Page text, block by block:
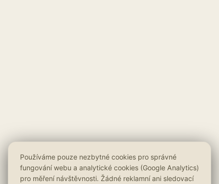
Používáme pouze nezbytné cookies pro správné
fungování webu a analytické cookies (Google Analytics)
pro měření návštěvnosti. Žádné reklamní ani sledovací